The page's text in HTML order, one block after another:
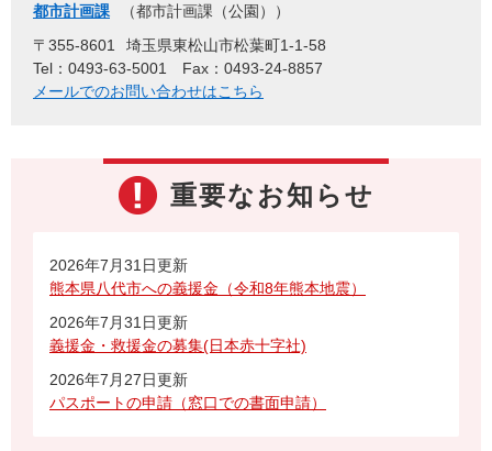
都市計画課
都市計画課（公園）
〒355-8601
埼玉県東松山市松葉町1-1-58
Tel：0493-63-5001
Fax：0493-24-8857
メールでのお問い合わせはこちら
重要なお知らせ
2026年7月31日更新
熊本県八代市への義援金（令和8年熊本地震）
2026年7月31日更新
義援金・救援金の募集(日本赤十字社)
2026年7月27日更新
パスポートの申請（窓口での書面申請）